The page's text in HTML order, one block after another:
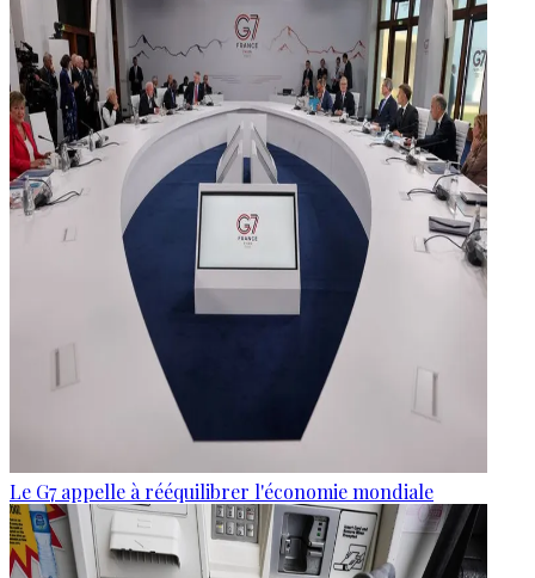
Le G7 appelle à rééquilibrer l'économie mondiale